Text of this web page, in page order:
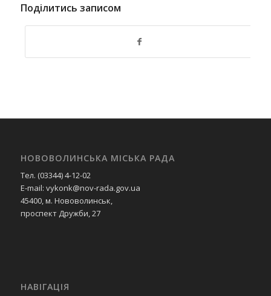
Поділитись записом
НОВОВОЛИНСЬКА МІСЬКА РАДА
Тел. (03344) 4-12-02
E-mail: vykonk@nov-rada.gov.ua
45400, м. Нововолинськ,
проспект Дружби, 27
НАВІГАЦІЯ